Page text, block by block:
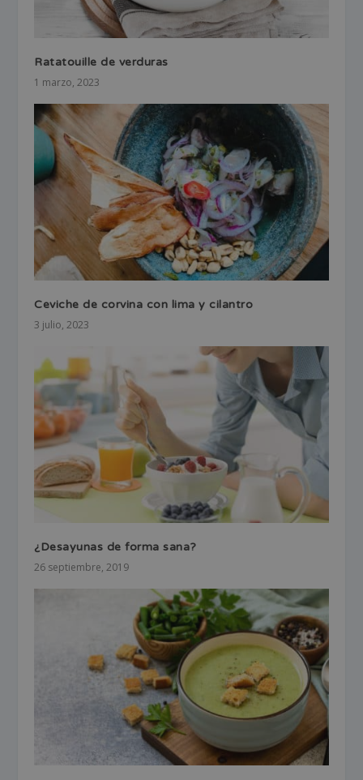
Ratatouille de verduras
1 marzo, 2023
Ceviche de corvina con lima y cilantro
3 julio, 2023
¿Desayunas de forma sana?
26 septiembre, 2019